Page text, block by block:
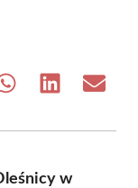
Share Share Share
w